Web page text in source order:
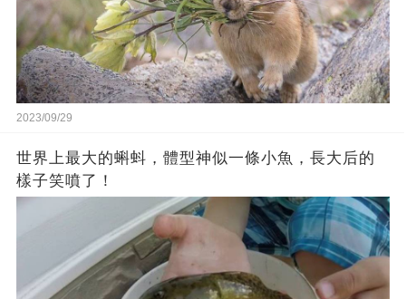
2023/09/29
世界上最大的蝌蚪，體型神似一條小魚，長大后的
樣子笑噴了！